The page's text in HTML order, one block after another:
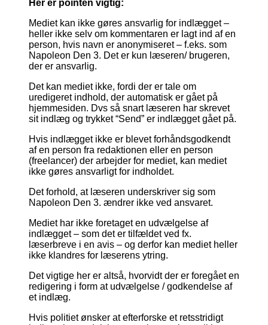
Her er pointen vigtig:
Mediet kan ikke gøres ansvarlig for indlægget –
heller ikke selv om kommentaren er lagt ind af en
person, hvis navn er anonymiseret – f.eks. som
Napoleon Den 3. Det er kun læseren/ brugeren,
der er ansvarlig.
Det kan mediet ikke, fordi der er tale om
uredigeret indhold, der automatisk er gået på
hjemmesiden. Dvs så snart læseren har skrevet
sit indlæg og trykket “Send” er indlægget gået på.
Hvis indlægget ikke er blevet forhåndsgodkendt
af en person fra redaktionen eller en person
(freelancer) der arbejder for mediet, kan mediet
ikke gøres ansvarligt for indholdet.
Det forhold, at læseren underskriver sig som
Napoleon Den 3. ændrer ikke ved ansvaret.
Mediet har ikke foretaget en udvælgelse af
indlægget – som det er tilfældet ved fx.
læserbreve i en avis – og derfor kan mediet heller
ikke klandres for læserens ytring.
Det vigtige her er altså, hvorvidt der er foregået en
redigering i form at udvælgelse / godkendelse af
et indlæg.
Hvis politiet ønsker at efterforske et retsstridigt